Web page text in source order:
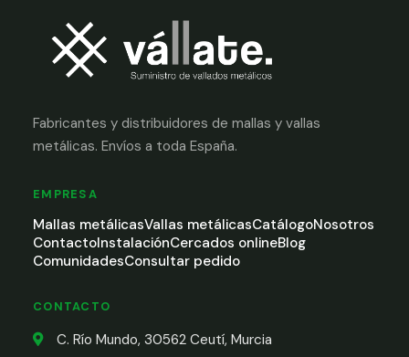
Fabricantes y distribuidores de mallas y vallas
metálicas. Envíos a toda España.
EMPRESA
Mallas metálicasVallas metálicasCatálogoNosotros
ContactoInstalaciónCercados onlineBlog
ComunidadesConsultar pedido
CONTACTO
C. Río Mundo, 30562 Ceutí, Murcia